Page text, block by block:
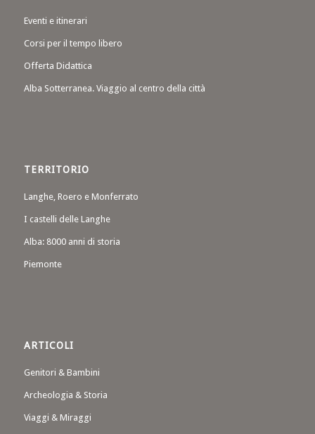
Eventi e itinerari
Corsi per il tempo libero
Offerta Didattica
Alba Sotterranea. Viaggio al centro della città
TERRITORIO
Langhe, Roero e Monferrato
I castelli delle Langhe
Alba: 8000 anni di storia
Piemonte
ARTICOLI
Genitori & Bambini
Archeologia & Storia
Viaggi & Miraggi